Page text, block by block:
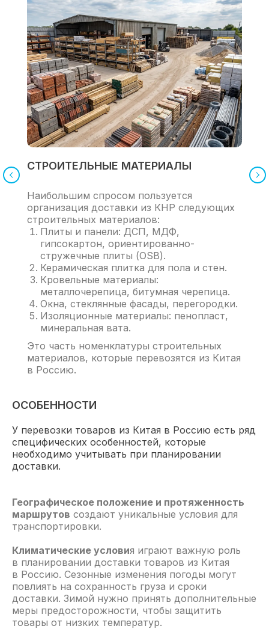
СТРОИТЕЛЬНЫЕ МАТЕРИАЛЫ
Наибольшим спросом пользуется
организация доставки из КНР следующих
строительных материалов:
Плиты и панели: ДСП, МДФ,
гипсокартон, ориентированно-
стружечные плиты (OSB).
Керамическая плитка для пола и стен.
Кровельные материалы:
металлочерепица, битумная черепица.
Окна, стеклянные фасады, перегородки.
Изоляционные материалы: пенопласт,
минеральная вата.
Это часть номенклатуры строительных
материалов, которые перевозятся из Китая
в Россию.
ОСОБЕННОСТИ
У перевозки товаров из Китая в Россию есть ряд
специфических особенностей, которые
необходимо учитывать при планировании
доставки.
Географическое положение и протяженность
маршрутов создают уникальные условия для
транспортировки.
Климатические условия играют важную роль
в планировании доставки товаров из Китая
в Россию. Сезонные изменения погоды могут
повлиять на сохранность груза и сроки
доставки. Зимой нужно принять дополнительные
меры предосторожности, чтобы защитить
товары от низких температур.